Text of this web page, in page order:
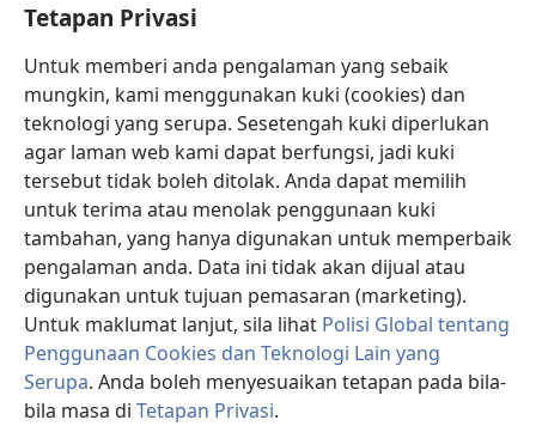
Tetapan Privasi
Untuk memberi anda pengalaman yang sebaik
mungkin, kami menggunakan kuki (cookies) dan
teknologi yang serupa. Sesetengah kuki diperlukan
agar laman web kami dapat berfungsi, jadi kuki
tersebut tidak boleh ditolak. Anda dapat memilih
untuk terima atau menolak penggunaan kuki
tambahan, yang hanya digunakan untuk memperbaik
pengalaman anda. Data ini tidak akan dijual atau
digunakan untuk tujuan pemasaran (marketing).
Untuk maklumat lanjut, sila lihat Polisi Global tentang
Penggunaan Cookies dan Teknologi Lain yang
Serupa. Anda boleh menyesuaikan tetapan pada bila-
bila masa di Tetapan Privasi.
(membuka
tetingkap
baharu)PERPUSTAKAAN DALAM TALIAN Watchtower
(membuka
tetingkap
baharu)JW Hub
(membuka
tetingkap
baharu) JW Library ®
Watchtower Library®
Copyright© 2026 Watch Tower Bible and Tract Society of Pennsylvania.
SYARAT PENGGUNAAN